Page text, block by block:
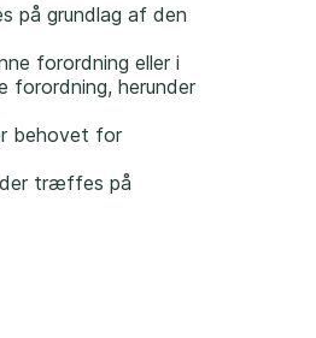
på grundlag af den
forordning eller i
forordning, herunder
behovet for
der træffes på